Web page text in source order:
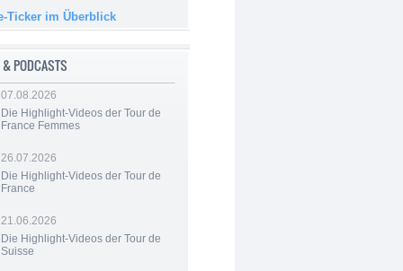
Ticker im Überblick
PODCASTS
07.08.2026
Die Highlight-Videos der Tour de
France Femmes
26.07.2026
Die Highlight-Videos der Tour de
France
21.06.2026
Die Highlight-Videos der Tour de
Suisse